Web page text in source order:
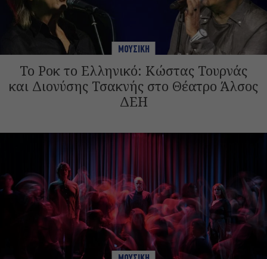
ΜΟΥΣΙΚΗ
Το Ροκ το Ελληνικό: Κώστας Τουρνάς
και Διονύσης Τσακνής στο Θέατρο Άλσος
ΔΕΗ